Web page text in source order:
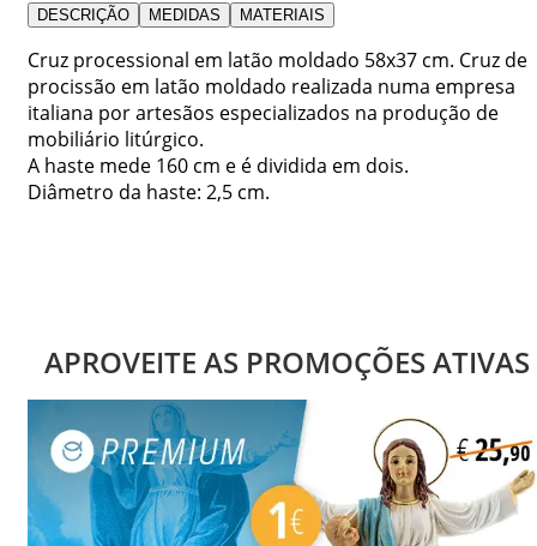
DESCRIÇÃO MEDIDAS MATERIAIS
Cruz processional em latão moldado 58x37 cm. Cruz de
procissão em latão moldado realizada numa empresa
italiana por artesãos especializados na produção de
mobiliário litúrgico.
A haste mede 160 cm e é dividida em dois.
Diâmetro da haste: 2,5 cm.
APROVEITE AS PROMOÇÕES ATIVAS